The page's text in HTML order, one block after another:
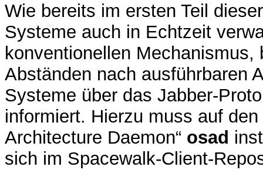
Wie bereits im ersten Teil
Systeme auch in Echtzeit
konventionellen
Abständen nach ausführbaren
Systeme über das Jabber-
informiert. Hierzu muss auf
Architecture Daemon“ osad
sich im Spacewalk-Client-